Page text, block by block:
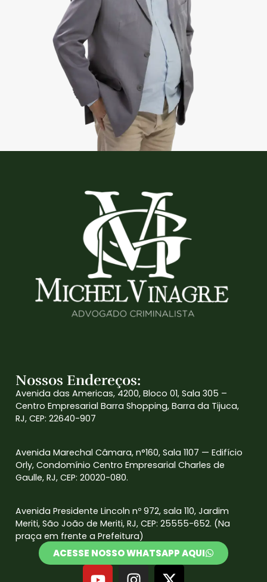
Nossos Endereços:
Avenida das Americas, 4200, Bloco 01, Sala 305 –
Centro Empresarial Barra Shopping, Barra da Tijuca,
RJ, CEP: 22640-907
Avenida Marechal Câmara, n°160, Sala 1107 — Edifício
Orly, Condomínio Centro Empresarial Charles de
Gaulle, RJ, CEP: 20020-080.
Avenida Presidente Lincoln nº 972, sala 110, Jardim
Meriti, São João de Meriti, RJ, CEP: 25555-652. (Na
praça em frente a Prefeitura)
ACESSE NOSSO WHATSAPP AQUI